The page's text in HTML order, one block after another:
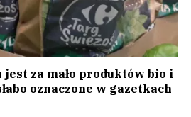
jest za mało produktów bio i
oznaczone w gazetkach